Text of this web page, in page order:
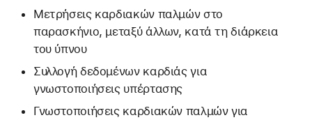
Μετρήσεις καρδιακών παλμών στο
παρασκήνιο, μεταξύ άλλων, κατά τη διάρκεια
του ύπνου
Συλλογή δεδομένων καρδιάς για
γνωστοποιήσεις υπέρτασης
Γνωστοποιήσεις καρδιακών παλμών για